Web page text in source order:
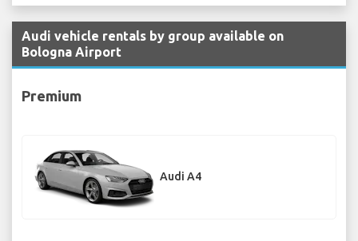
Audi vehicle rentals by group available on
Bologna Airport
Premium
Audi A4